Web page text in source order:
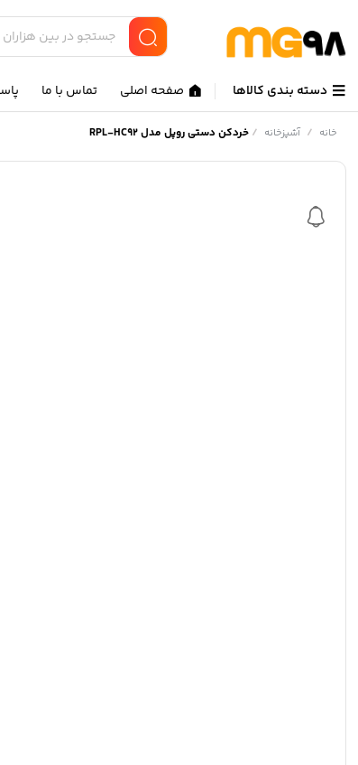
دسته بندی کالاها صفحه اصلی تماس با ما
خانه / آشپزخانه /خردکن دستی روپل مدل RPL-HC92